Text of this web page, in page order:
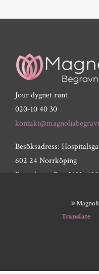
Jour dygnet runt
020-10 40 30
Besöksadress:
602 24 Norrköping
Postadress: Box 2103,
©
Translate